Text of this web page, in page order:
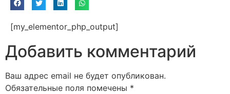
[my_elementor_php_output]
Добавить комментарий
Ваш адрес email не будет опубликован.
Обязательные поля помечены *